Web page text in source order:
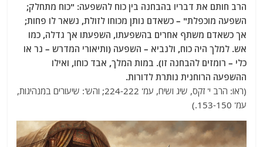
הרב חותם את דבריו בהבחנה בין כוח להשפעה: "כוח מתחלק;
השפעה מוכפלת" – כשאדם נותן מכוחו לזולת, נשאר לו פחות;
אך כשאדם משתף אחרים בהשפעתו, השפעתו אך גדלה, כמו
אש. למלך היה כוח, ולנביא – השפעה (ותיאורי המדרש – נר או
כלי – רומזים להבחנה זו). במות המלך, אבד כוחו, ואילו
ההשפעה הרוחנית נותרת לדורות.
(ראו: הרב י' זקס, שיג ושיח, עמ' 224-222; והש': שיעורים במנהיגות,
עמ' 153-150.)